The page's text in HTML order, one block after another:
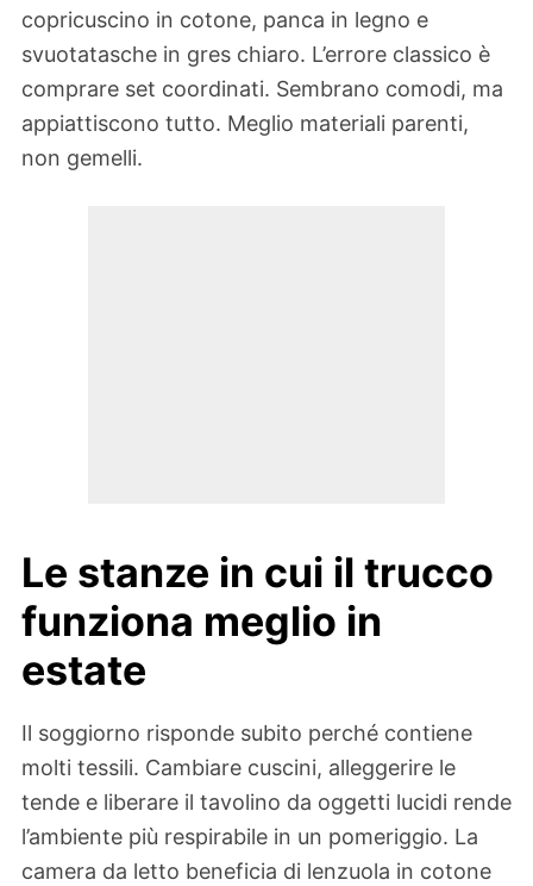
copricuscino in cotone, panca in legno e
svuotatasche in gres chiaro. L’errore classico è
comprare set coordinati. Sembrano comodi, ma
appiattiscono tutto. Meglio materiali parenti,
non gemelli.
Le stanze in cui il trucco
funziona meglio in
estate
Il soggiorno risponde subito perché contiene
molti tessili. Cambiare cuscini, alleggerire le
tende e liberare il tavolino da oggetti lucidi rende
l’ambiente più respirabile in un pomeriggio. La
camera da letto beneficia di lenzuola in cotone